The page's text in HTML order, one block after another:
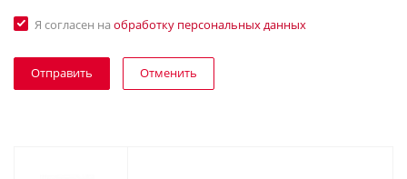
Я согласен на обработку персональных данных
Отменить